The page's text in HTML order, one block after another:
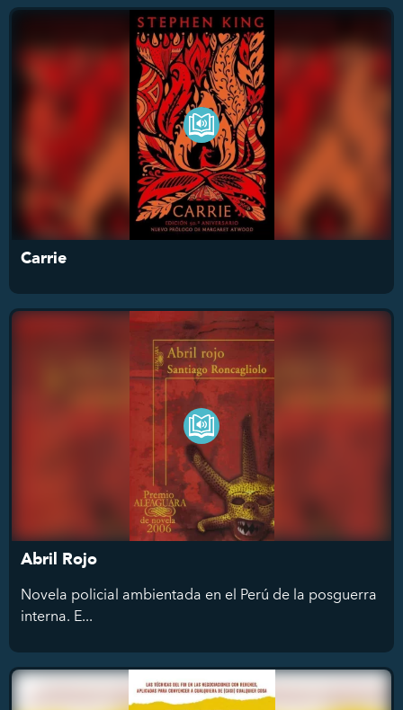
Carrie
Abril Rojo
Novela policial ambientada en el Perú de la posguerra
interna. E...